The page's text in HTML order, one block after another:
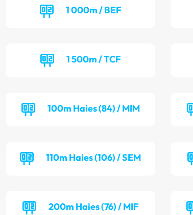
1 000m / BEF
1 500m / TCF
100m Haies (84) / MIM
110m Haies (106) / SEM
200m Haies (76) / MIF